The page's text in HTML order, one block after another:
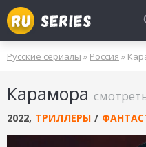
СМОТРЮ
БУДУ СМОТРЕТЬ
УЖЕ СМОТРЕЛ
Русские сериалы » Россия »
Карамора
2022, ТРИЛЛЕРЫ /